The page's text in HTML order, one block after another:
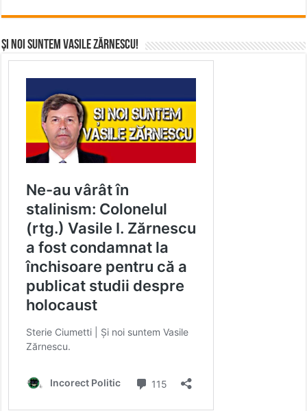
Și noi suntem Vasile Zărnescu!